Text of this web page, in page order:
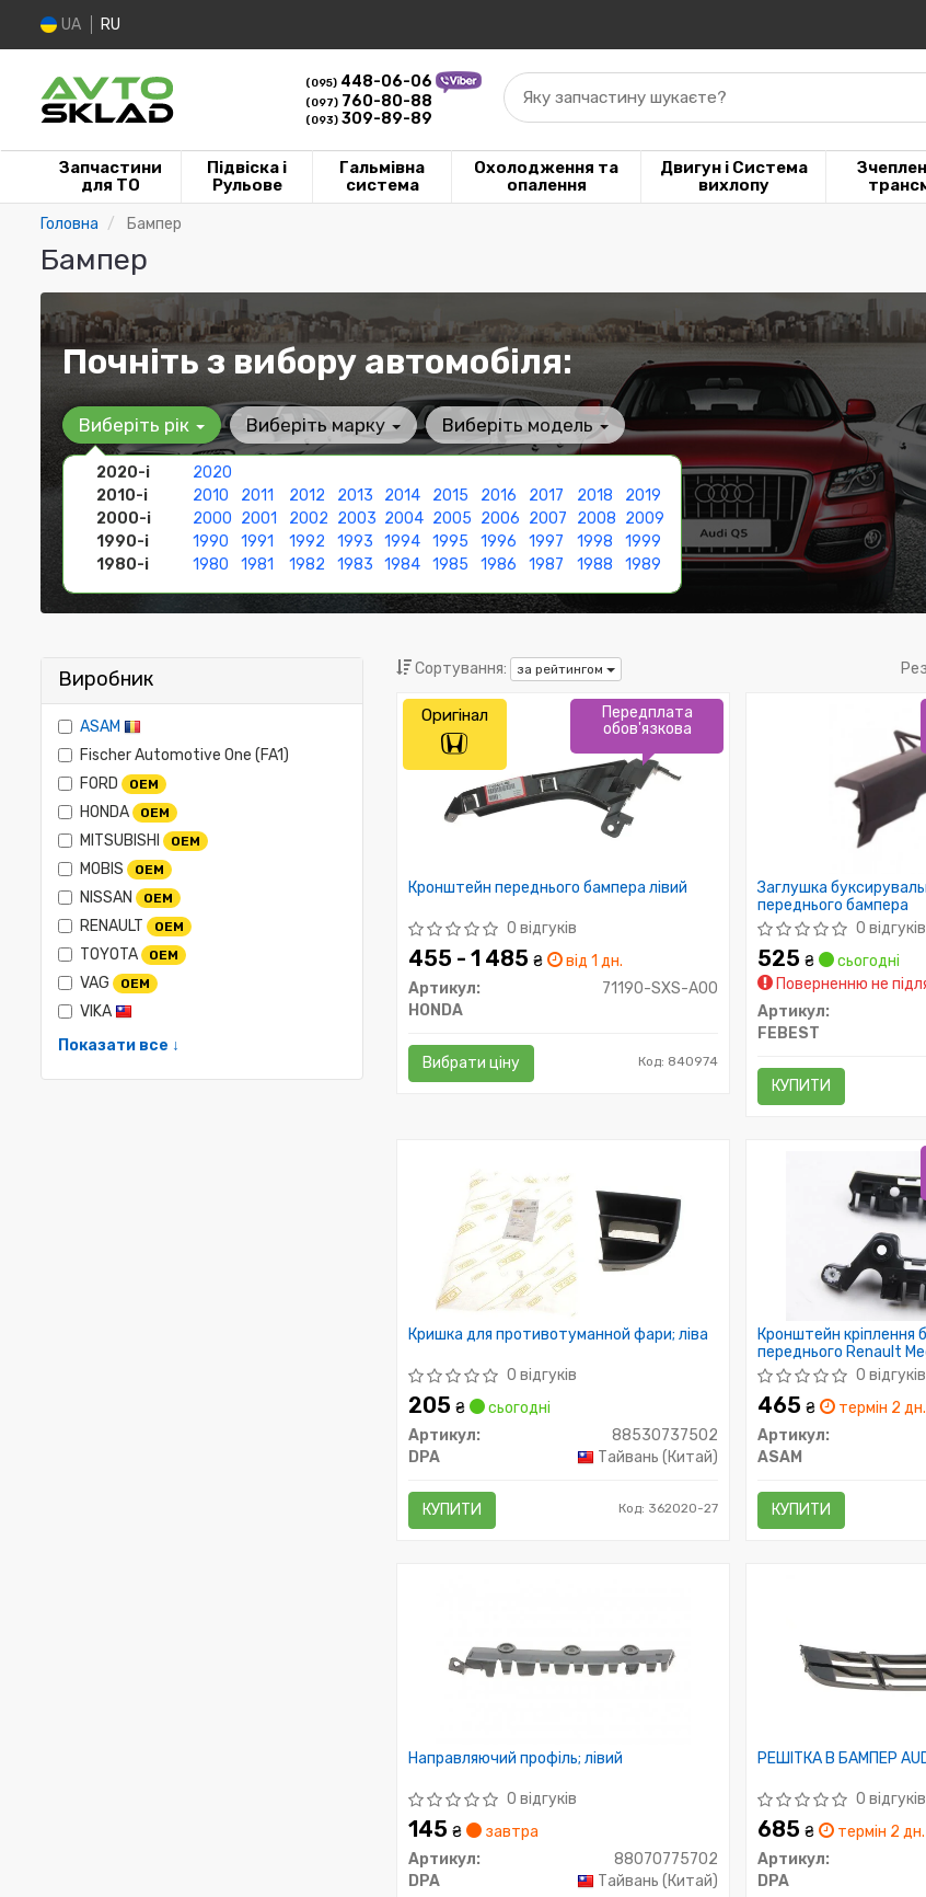
UA RU
(095) 448-06-06
(097) 760-80-88
(093) 309-89-89
Яку запчастину шукаєте?
Запчастини
для ТО
Підвіска і
Рульове
Гальмівна
система
Охолодження та
опалення
Двигун і Система
вихлопу
Головна Бампер
Бампер
Почніть з вибору автомобіля:
Виберіть рік
2020-і
2020
2010-і
2010 2011 2012 2013 2014 2015 2016 2017 2018
2019
2000-і
2000 2001 2002 2003 2004 2005 2006 2007 2008 2009
1990-і
1990 1991 1992 1993 1994 1995 1996 1997 1998
1999
1980-і
1980 1981 1982 1983 1984 1985 1986 1987 1988 1989
Виберіть марку Виберіть модель
Виробник
ASAM
Fischer Automotive One (FA1)
FORD
OEM
HONDA OEM
MITSUBISHI OEM
MOBIS OEM
NISSAN OEM
RENAULT OEM
TOYOTA OEM
VAG OEM
VIKA
Показати все ↓
Сортування: за рейтингом
Кронштейн переднього бампера лівий
0 відгуків
455 - 1 485 ₴
від 1 дн.
Артикул:
71190-SXS-A00
HONDA
Вибрати ціну Код: 840974
Передплата
обов'язкова
Оригінал
Заглушка
переднього бампера
0 відгуків
525₴
сьогодні
Поверненню не
Артикул:
FEBEST
КУПИТИ
Кришка для противотуманной фари; ліва
0 відгуків
205 ₴
сьогодні
Артикул:
88530737502
DPA
Тайвань (Китай)
КУПИТИ Код: 362020-27
Кронштейн кріплення
переднього Renault
(комплект 2шт)0 відгуків
465₴
термін 2 дн.
Артикул:
ASAM
КУПИТИ
Направляючий профіль; лівий
0 відгуків
145 ₴
завтра
Артикул:
88070775702
DPA
Тайвань (Китай)
РЕШІТКА В БАМПЕР
0 відгуків
685₴
термін 2 дн.
Артикул:
DPA